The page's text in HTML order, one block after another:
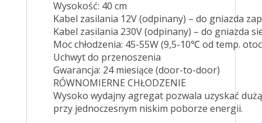
Wysokość: 40 cm
Kabel zasilania 12V (odpinany) – do gniazda
Kabel zasilania 230V (odpinany) – do gniazda
Moc chłodzenia: 45-55W (9,5-10℃ od temp.
Uchwyt do przenoszenia
Gwarancja: 24 miesiące (door-to-door)
RÓWNOMIERNE CHŁODZENIE
Wysoko wydajny agregat pozwala uzyskać
przy jednoczesnym niskim poborze energii.